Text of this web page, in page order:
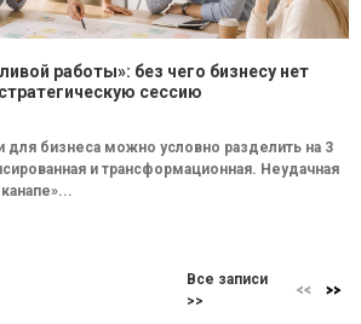
работы»: без чего бизнесу нет
сессию
для бизнеса можно условно разделить на 3
и трансформационная. Неудачная
Все записи
>>